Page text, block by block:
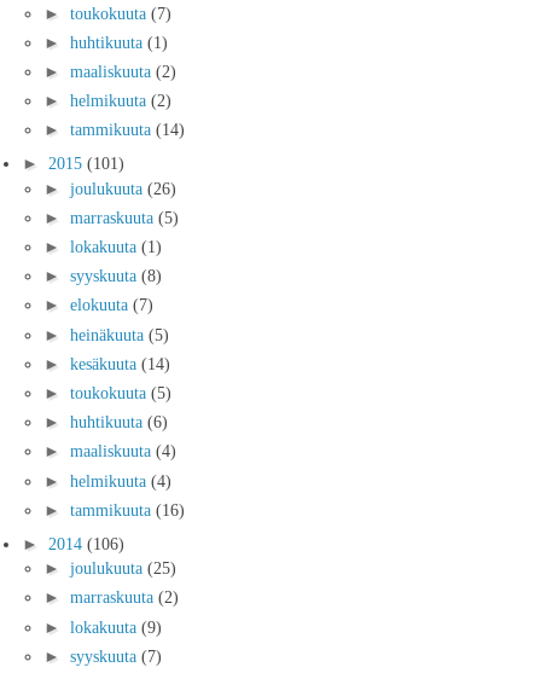
► toukokuuta (7)
► huhtikuuta (1)
► maaliskuuta (2)
► helmikuuta (2)
► tammikuuta (14)
► 2015 (101)
► joulukuuta (26)
► marraskuuta (5)
► lokakuuta (1)
► syyskuuta (8)
► elokuuta (7)
► heinäkuuta (5)
► kesäkuuta (14)
► toukokuuta (5)
► huhtikuuta (6)
► maaliskuuta (4)
► helmikuuta (4)
► tammikuuta (16)
► 2014 (106)
► joulukuuta (25)
► marraskuuta (2)
► lokakuuta (9)
► syyskuuta (7)